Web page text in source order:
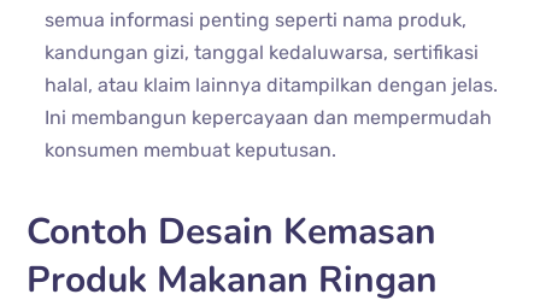
semua informasi penting seperti nama produk,
kandungan gizi, tanggal kedaluwarsa, sertifikasi
halal, atau klaim lainnya ditampilkan dengan jelas.
Ini membangun kepercayaan dan mempermudah
konsumen membuat keputusan.
Contoh Desain Kemasan
Produk Makanan Ringan